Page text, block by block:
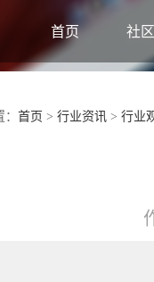
首页 社
首页 > 行业资讯> 行业